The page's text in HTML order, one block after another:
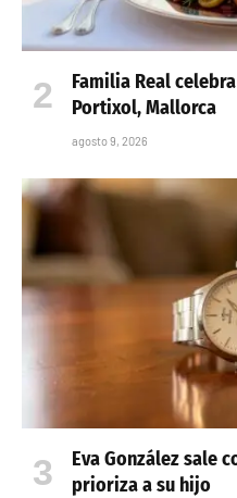
Familia Real
Portixol, Mallorca
agosto 9, 2026
Eva González sale
prioriza a su hijo